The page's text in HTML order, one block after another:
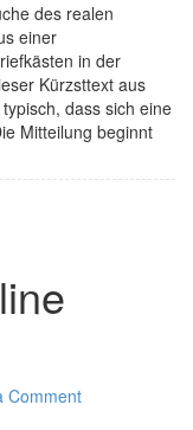
des realen
einer
in der
Kürzsttext aus
dass sich eine
Mitteilung beginnt
Comment